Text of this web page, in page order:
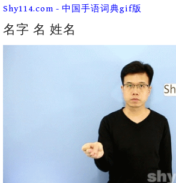
Skip
content
Shy114.com - 中国手语词典gif版
名字 名 姓名